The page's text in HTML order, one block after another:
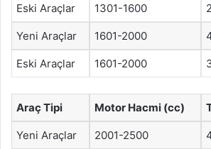
Eski Araçlar 1301-1600
Yeni Araçlar 1601-2000
Eski Araçlar 1601-2000
Araç Tipi Motor Hacmi (cc)
Yeni Araçlar 2001-2500